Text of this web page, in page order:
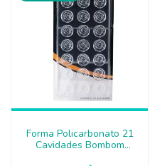
Forma Policarbonato 21
Cavidades Bombom